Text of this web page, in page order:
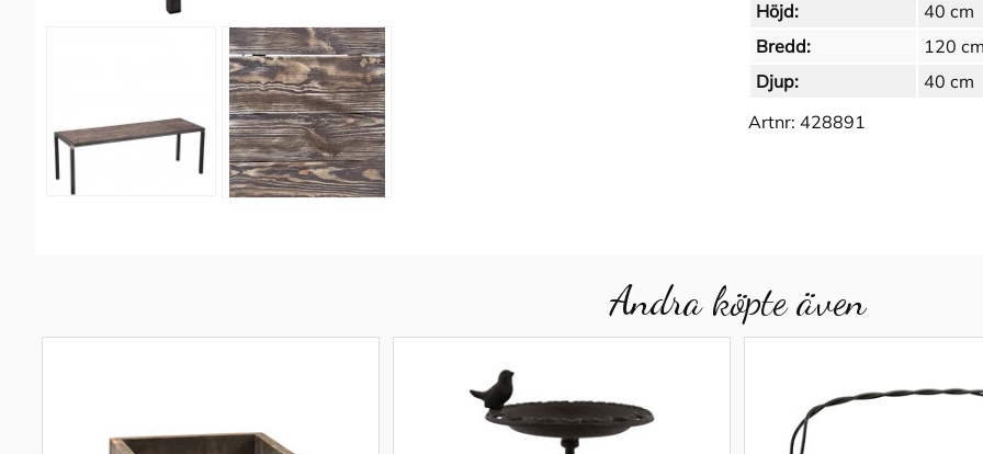
Höjd:
40 cm
Bredd:
120
Djup:
40 cm
Artnr: 428891
Andra köpte även